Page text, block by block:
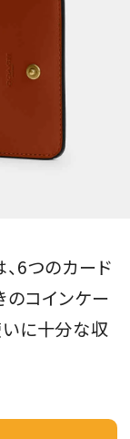
6つのカード
のコインケー
いに十分な収